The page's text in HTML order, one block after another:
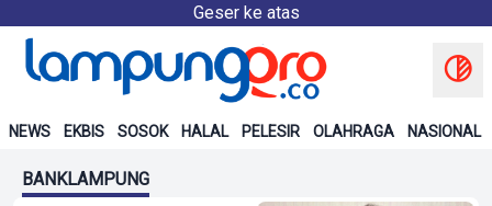
Geser ke atas
NEWS EKBIS SOSOK HALAL PELESIR OLAHRAGA NASIONAL
BANKLAMPUNG